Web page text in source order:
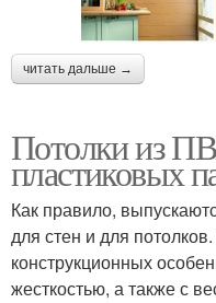
читать дальше →
Потолки из
пластиковых
Как правило,
для стен и для
конструкционных
жесткостью, а также с